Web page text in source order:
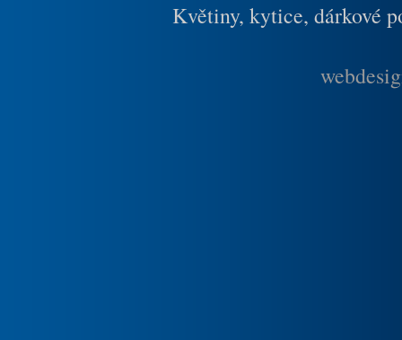
Květiny, kytice, dárkové